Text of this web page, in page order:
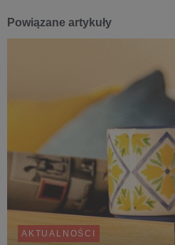
Powiązane artykuły
AKTUALNOŚCI